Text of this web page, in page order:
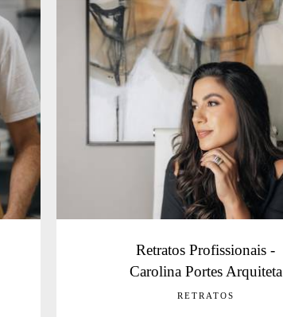
Retratos Profissionais -
Carolina Portes Arquiteta
RETRATOS